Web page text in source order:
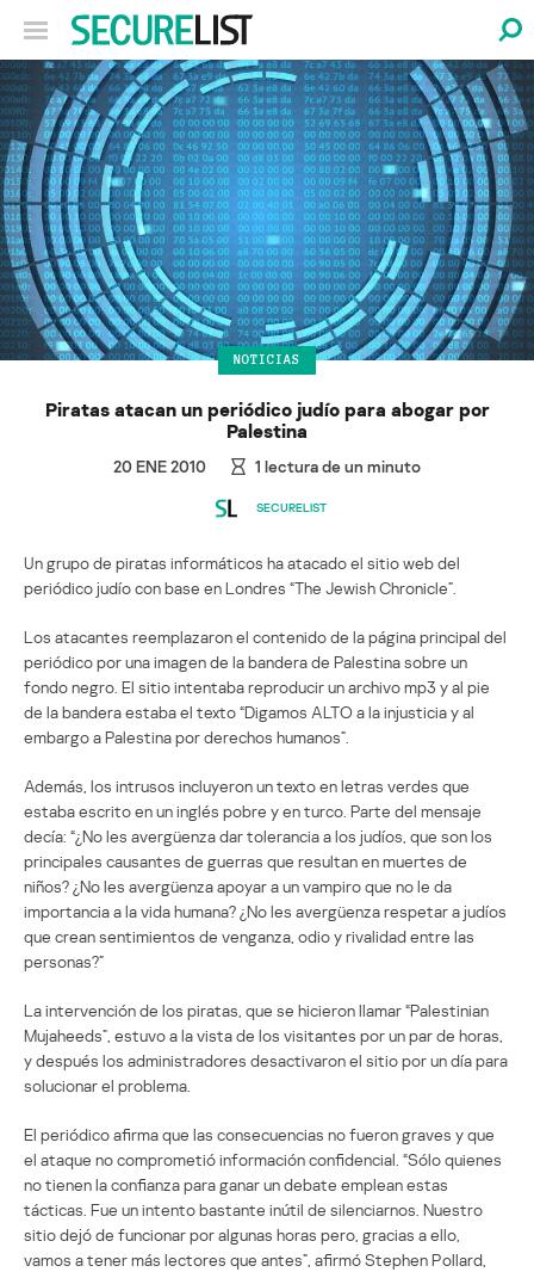
NOTICIAS
Piratas atacan un periódico judío para abogar por
Palestina
20 ENE 2010 1 lectura de un minuto
SECURELIST
Un grupo de piratas informáticos ha atacado el sitio web del
periódico judío con base en Londres “The Jewish Chronicle”.
Los atacantes reemplazaron el contenido de la página principal del
periódico por una imagen de la bandera de Palestina sobre un
fondo negro. El sitio intentaba reproducir un archivo mp3 y al pie
de la bandera estaba el texto “Digamos ALTO a la injusticia y al
embargo a Palestina por derechos humanos”.
Además, los intrusos incluyeron un texto en letras verdes que
estaba escrito en un inglés pobre y en turco. Parte del mensaje
decía: “¿No les avergüenza dar tolerancia a los judíos, que son los
principales causantes de guerras que resultan en muertes de
niños? ¿No les avergüenza apoyar a un vampiro que no le da
importancia a la vida humana? ¿No les avergüenza respetar a judíos
que crean sentimientos de venganza, odio y rivalidad entre las
personas?”
La intervención de los piratas, que se hicieron llamar “Palestinian
Mujaheeds”, estuvo a la vista de los visitantes por un par de horas,
y después los administradores desactivaron el sitio por un día para
solucionar el problema.
El periódico afirma que las consecuencias no fueron graves y que
el ataque no comprometió información confidencial. “Sólo quienes
no tienen la confianza para ganar un debate emplean estas
tácticas. Fue un intento bastante inútil de silenciarnos. Nuestro
sitio dejó de funcionar por algunas horas pero, gracias a ello,
vamos a tener más lectores que antes”, afirmó Stephen Pollard,